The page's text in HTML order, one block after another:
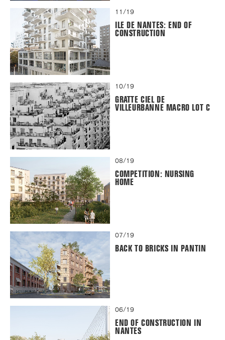
11/19
ILE DE NANTES: END OF
CONSTRUCTION
10/19
GRATTE CIEL DE
VILLEURBANNE MACRO LOT C
08/19
COMPETITION: NURSING
HOME
07/19
BACK TO BRICKS IN PANTIN
06/19
END OF CONSTRUCTION IN
NANTES